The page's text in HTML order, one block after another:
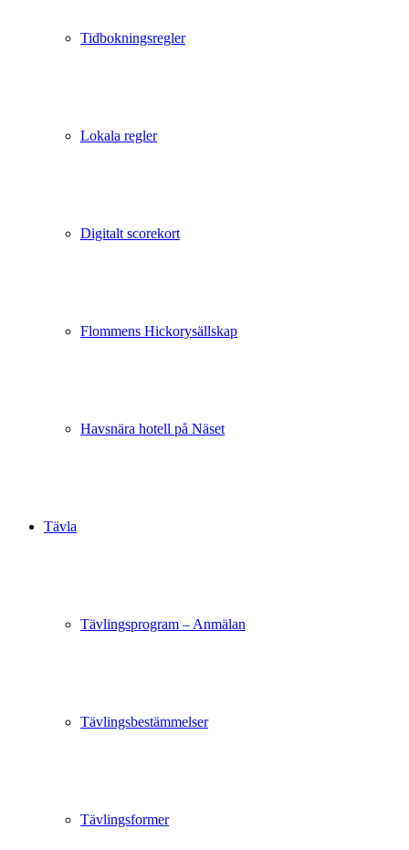
Tidbokningsregler
Lokala regler
Digitalt scorekort
Flommens Hickorysällskap
Havsnära hotell på Näset
Tävla
Tävlingsprogram – Anmälan
Tävlingsbestämmelser
Tävlingsformer